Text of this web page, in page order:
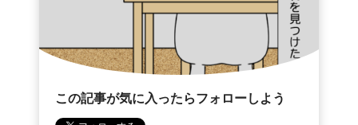
この記事が気に入ったらフォローしよう